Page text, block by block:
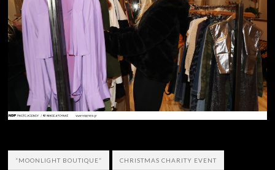
“MOONLIGHT BOUTIQUE” CHRISTMAS CHARITY EVENT